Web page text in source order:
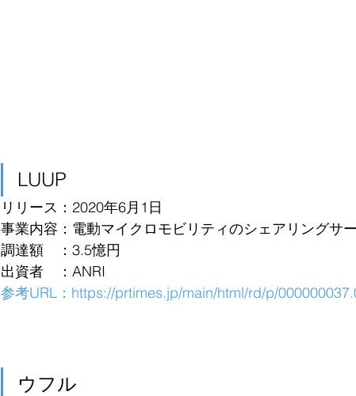
LUUP
リリース：2020年6月1日
事業内容：電動マイクロモビリティのシェアリングサ
調達額　：3.5憶円
出資者　：ANRI
参考URL： https://prtimes.jp/main/html/rd/p/
ウフル